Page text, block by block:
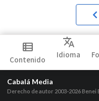
view_list
Contenido
Translate
Idioma
Cabalá Media
Derecho de autor 2003-2026Benei